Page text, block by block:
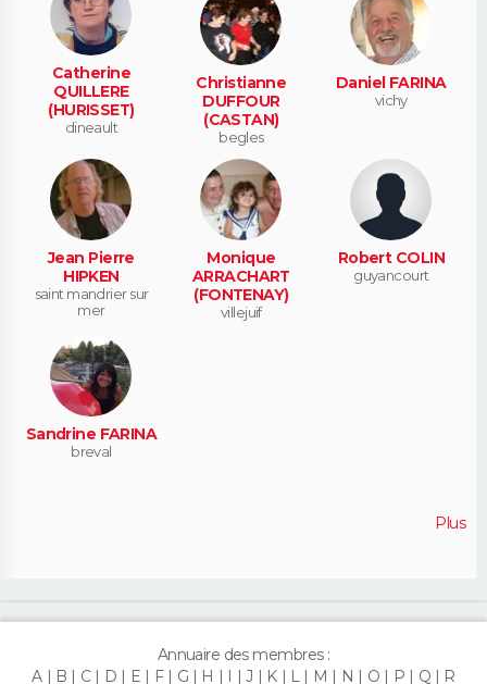
Catherine
QUILLERE
(HURISSET)
dineault
Christianne
DUFFOUR
(CASTAN)
begles
Daniel FARINA
vichy
Jean Pierre
HIPKEN
saint mandrier sur
mer
Monique
ARRACHART
(FONTENAY)
villejuif
Robert COLIN
guyancourt
Sandrine FARINA
breval
Plus
Annuaire des membres :
A
B C D E F G H I J K L M N O P Q R